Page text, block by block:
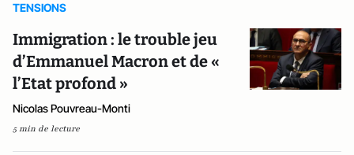
TENSIONS
Immigration : le trouble jeu
d’Emmanuel Macron et de «
l’Etat profond »
Nicolas Pouvreau-Monti
5 min de lecture